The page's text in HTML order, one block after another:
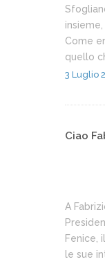
Come
quello
3 Luglio
Ciao
A
Fenice,
le sue